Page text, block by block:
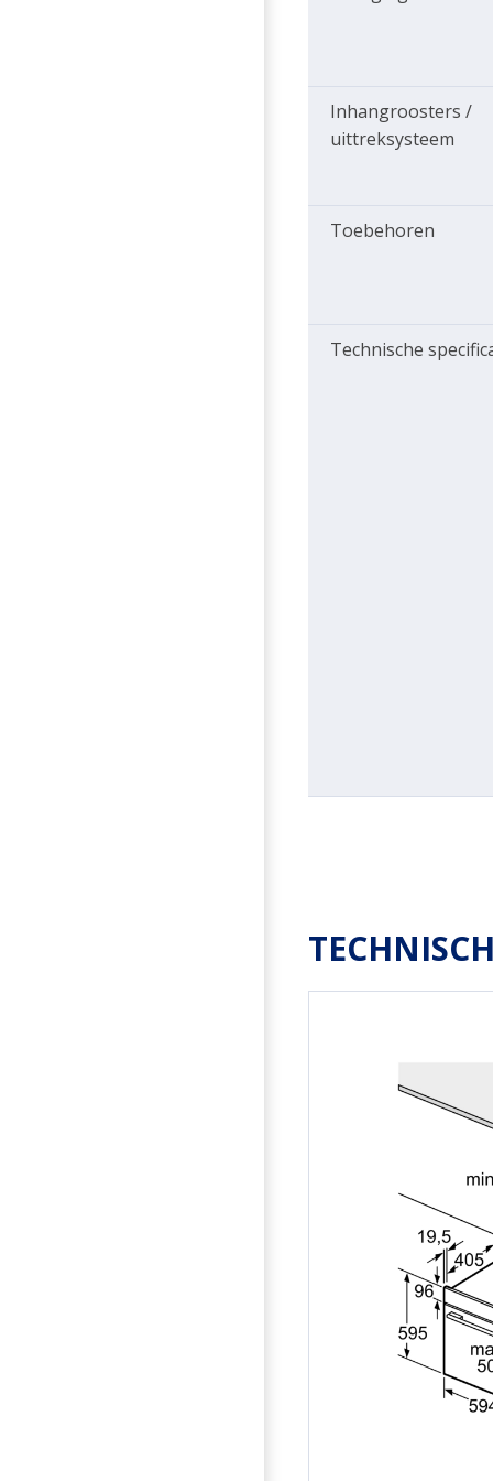
Inhangroosters /
uittreksysteem
Toebehoren
Technische